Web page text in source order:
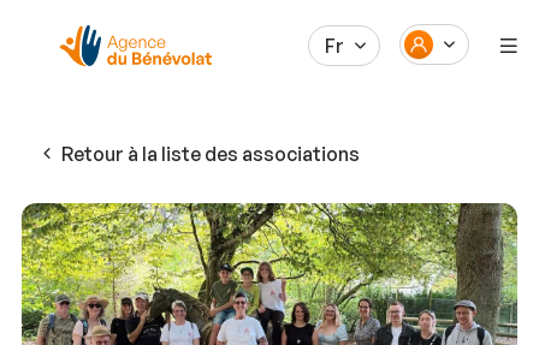
Fr
Retour à la liste des associations